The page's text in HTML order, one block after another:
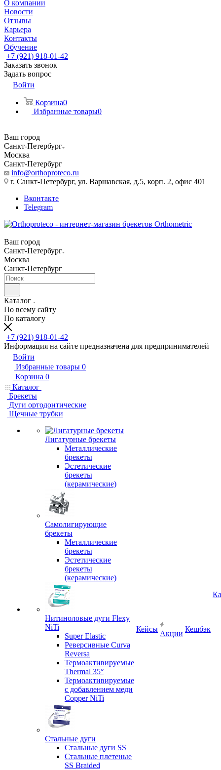
О компании
Новости
Отзывы
Карьера
Контакты
Обучение
+7 (921) 918-01-42
Заказать звонок
Задать вопрос
Войти
Корзина0
Избранные товары0
Ваш город
Санкт-Петербург
Москва
Санкт-Петербург
info@orthoproteco.ru
г. Санкт-Петербург, ул. Варшавская, д.5, корп. 2, офис 401
Вконтакте
Telegram
Ваш город
Санкт-Петербург
Москва
Санкт-Петербург
Каталог
По всему сайту
По каталогу
+7 (921) 918-01-42
Информация на сайте предназначена для предпринимателей
Войти
Избранные товары 0
Корзина 0
Каталог
Брекеты
Дуги ортодонтические
Щечные трубки
Лигатурные брекеты
Металлические
брекеты
Эстетические
брекеты
(керамические)
Самолигирующие
брекеты
Металлические
брекеты
Эстетические
брекеты
(керамические)
Нитиноловые дуги Flexy
NiTi
Super Elastic
Реверсивные Curva
Reversa
Термоактивируемые
Thermal 35°
Термоактивируемые
с добавлением меди
Copper NiTi
Стальные дуги
Стальные дуги SS
Стальные плетеные
SS Braided
Кейсы
Акции
Кешбэк